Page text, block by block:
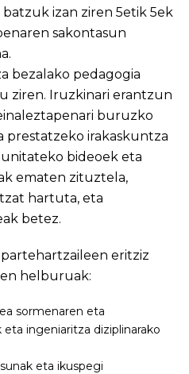
izan ziren 5etik 5ek
sakontasun
bezalako pedagogia
ziren. Iruzkinari erantzun
buruzko
prestatzeko irakaskuntza
bideoek eta
ematen zituztela,
hartuta, eta
betez.
eritziz
helburuak:
sormenaren eta
ingeniaritza diziplinarako
eta ikuspegi